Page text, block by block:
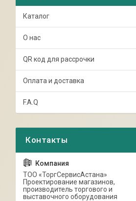
Каталог
О нас
QR код для рассрочки
Оплата и доставка
F.A.Q
ТОО «ТоргСервисАстана»
Проектирование магазинов,
производитель торгового и
выставочного оборудования